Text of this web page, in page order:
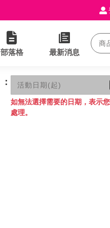
部落格 最新消息
：
如無法選擇需要的日期，表示
處理。